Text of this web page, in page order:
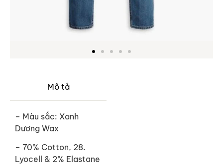
Mô tả
– Màu sắc: Xanh
Dương Wax
– 70% Cotton, 28.
Lyocell & 2% Elastane